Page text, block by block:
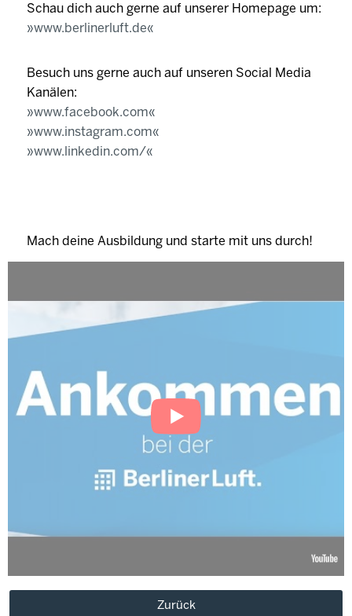
Schau dich auch gerne auf unserer Homepage um:
www.berlinerluft.de
Besuch uns gerne auch auf unseren Social Media
Kanälen:
www.facebook.com
www.instagram.com
www.linkedin.com/
Mach deine Ausbildung und starte mit uns durch!
Zurück